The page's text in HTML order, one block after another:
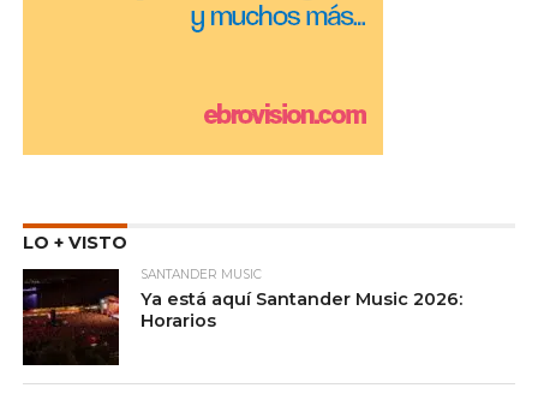
LO + VISTO
SANTANDER MUSIC
Ya está aquí Santander Music 2026:
Horarios